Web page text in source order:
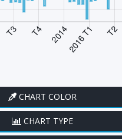
CHART COLOR
CHART TYPE